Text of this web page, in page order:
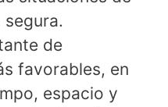
de
favorables, en
espacio y